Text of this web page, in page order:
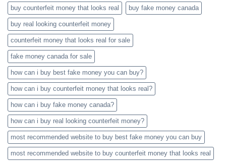
buy counterfeit money that looks real buy fake money canada
buy real looking counterfeit money​
counterfeit money that looks real for sale
fake money canada for sale
how can i buy best fake money you can buy​?
how can i buy counterfeit money that looks real?
how can i buy fake money canada?
how can i buy real looking counterfeit money​?
most recommended website to buy best fake money you can buy​
most recommended website to buy counterfeit money that looks real